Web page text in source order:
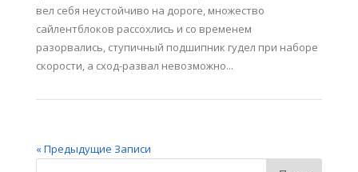
вел себя неустойчиво на дороге, множество
сайлентблоков рассохлись и со временем
разорвались, ступичный подшипник гудел при наборе
скорости, а сход-развал невозможно...
« Предыдущие Записи